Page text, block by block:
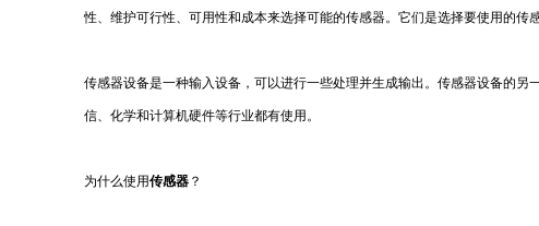
性、维护可行性、可用性和成本来选择可能的传感器。它们是选择要使用的传
传感器设备是一种输入设备，可以进行一些处理并生成输出。传感器设备的
信、化学和计算机硬件等行业都有使用。
为什么使用传感器 ？